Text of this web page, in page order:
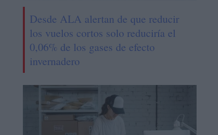
Desde ALA alertan de que reducir
los vuelos cortos solo reduciría el
0,06% de los gases de efecto
invernadero